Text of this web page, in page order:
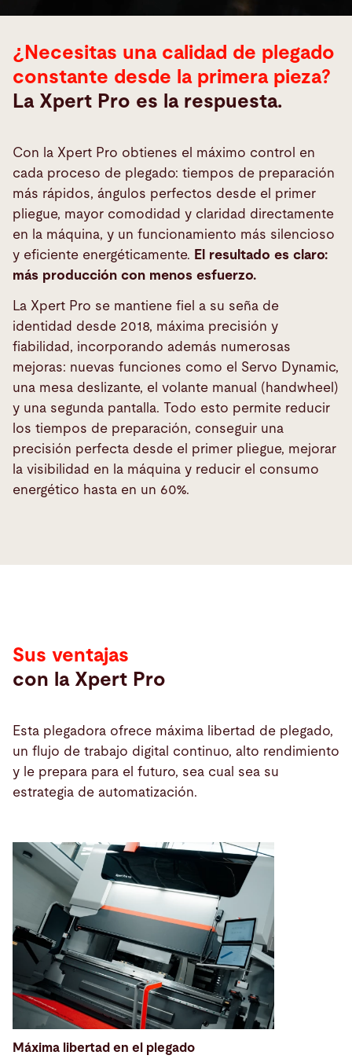
¿Necesitas una calidad de plegado
constante desde la primera pieza?
La Xpert Pro es la respuesta.
Con la Xpert Pro obtienes el máximo control en
cada proceso de plegado: tiempos de preparación
más rápidos, ángulos perfectos desde el primer
pliegue, mayor comodidad y claridad directamente
en la máquina, y un funcionamiento más silencioso
y eficiente energéticamente. El resultado es claro:
más producción con menos esfuerzo.
La Xpert Pro se mantiene fiel a su seña de
identidad desde 2018, máxima precisión y
fiabilidad, incorporando además numerosas
mejoras: nuevas funciones como el Servo Dynamic,
una mesa deslizante, el volante manual (handwheel)
y una segunda pantalla. Todo esto permite reducir
los tiempos de preparación, conseguir una
precisión perfecta desde el primer pliegue, mejorar
la visibilidad en la máquina y reducir el consumo
energético hasta en un 60%.
Sus ventajas
con la Xpert Pro
Esta plegadora ofrece máxima libertad de plegado,
un flujo de trabajo digital continuo, alto rendimiento
y le prepara para el futuro, sea cual sea su
estrategia de automatización.
Máxima libertad en el plegado